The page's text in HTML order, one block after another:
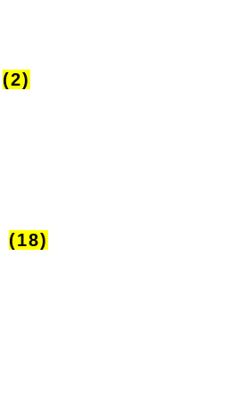
(2)
(18)